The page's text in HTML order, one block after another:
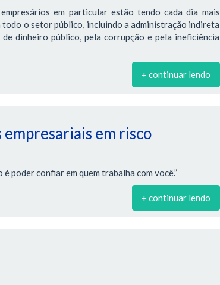
em particular estão tendo cada dia mais
todo o setor público, incluindo a administração indireta
dinheiro público, pela corrupção e pela ineficiência
+ continuar lendo
empresariais em risco
poder confiar em quem trabalha com você.”
+ continuar lendo